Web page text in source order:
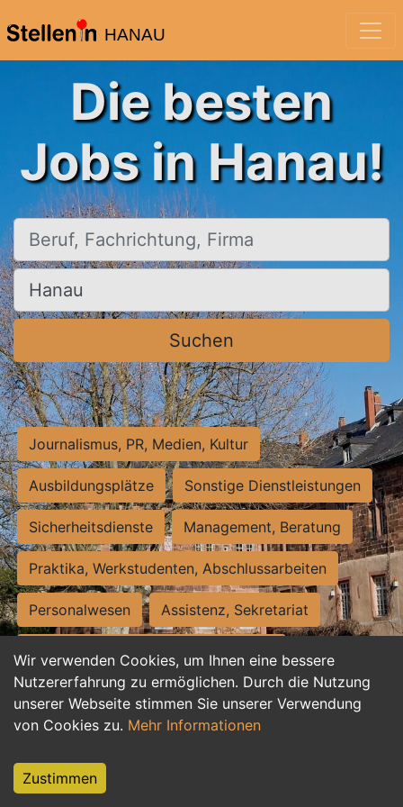
HANAU
Wir verwenden Cookies, um Ihnen eine bessere
Nutzererfahrung zu ermöglichen. Durch die Nutzung
unserer Webseite stimmen Sie unserer Verwendung
von Cookies zu. Mehr Informationen
Zustimmen
Die besten
Jobs in Hanau!
Beruf, Fachrichtung, Firma
Ort, Stadt
Suchen
Journalismus, PR, Medien, Kultur
Ausbildungsplätze Sonstige Dienstleistungen
Sicherheitsdienste Management, Beratung
Praktika, Werkstudenten, Abschlussarbeiten
Personalwesen Assistenz, Sekretariat
Hilfskräfte, Aushilfs- und Nebenjobs
Einkauf, Logistik, Materialwirtschaft
Weiterbildung, Studium, duale Ausbildung
Tourismus